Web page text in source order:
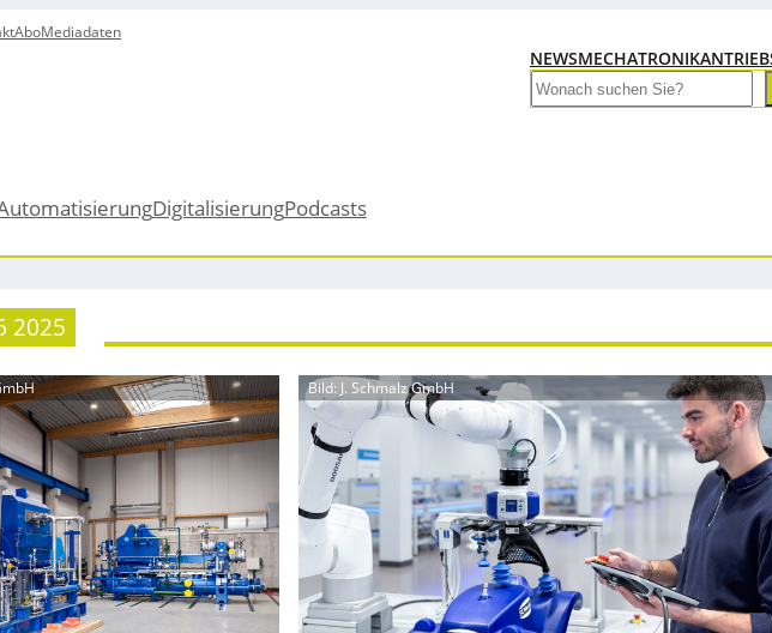
AboMediadaten
NEWSMECHATRONIK
Search
DigitalisierungPodcasts
2025
Bild: J. Schmalz GmbH